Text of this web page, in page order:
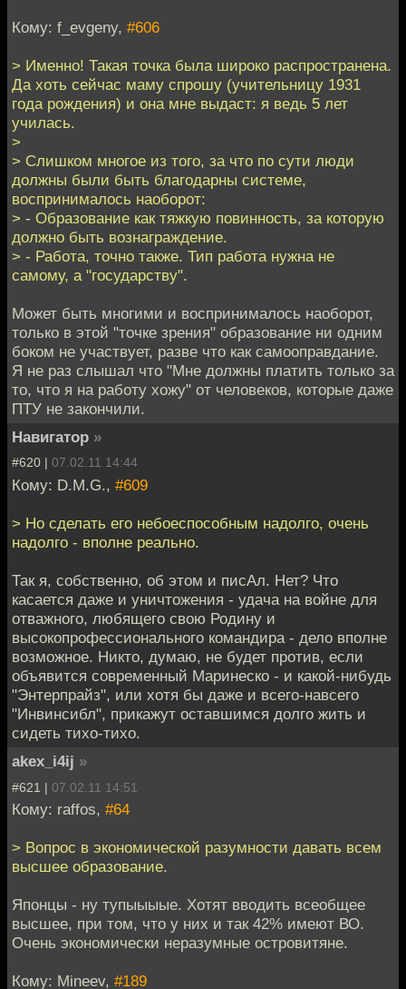
Кому: f_evgeny, #606
> Именно! Такая точка была широко распространена.
Да хоть сейчас маму спрошу (учительницу 1931
года рождения) и она мне выдаст: я ведь 5 лет
училась.
>
> Слишком многое из того, за что по сути люди
должны были быть благодарны системе,
воспринималось наоборот:
> - Образование как тяжкую повинность, за которую
должно быть вознаграждение.
> - Работа, точно также. Тип работа нужна не
самому, а "государству".
Может быть многими и воспринималось наоборот,
только в этой "точке зрения" образование ни одним
боком не участвует, разве что как самооправдание.
Я не раз слышал что "Мне должны платить только за
то, что я на работу хожу" от человеков, которые даже
ПТУ не закончили.
Навигатор »
#620 | 07.02.11 14:44
Кому: D.M.G., #609
> Но сделать его небоеспособным надолго, очень
надолго - вполне реально.
Так я, собственно, об этом и писАл. Нет? Что
касается даже и уничтожения - удача на войне для
отважного, любящего свою Родину и
высокопрофессионального командира - дело вполне
возможное. Никто, думаю, не будет против, если
объявится современный Маринеско - и какой-нибудь
"Энтерпрайз", или хотя бы даже и всего-навсего
"Инвинсибл", прикажут оставшимся долго жить и
сидеть тихо-тихо.
akex_i4ij »
#621 | 07.02.11 14:51
Кому: raffos, #64
> Вопрос в экономической разумности давать всем
высшее образование.
Японцы - ну тупыыыые. Хотят вводить всеобщее
высшее, при том, что у них и так 42% имеют ВО.
Очень экономически неразумные островитяне.
Кому: Mineev, #189